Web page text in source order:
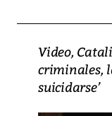
Video,
criminales,
suicidarse’